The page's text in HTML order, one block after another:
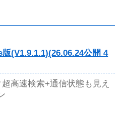
(V1.9.1.1)(26.06.24公開 4
高速検索+通信状態も見え